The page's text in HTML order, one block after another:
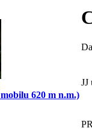
620 m n.m.)
JJ